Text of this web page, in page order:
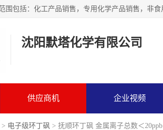
沈阳默塔化学有限公司
供应商机 企业视频
> 电子级环丁砜 > 抚顺环丁砜 金属离子总数＜20ppb